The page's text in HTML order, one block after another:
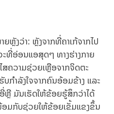
ຍຫຼັງວ່າ: ຫຼັງຈາກທີ່ຄາເກ້ຈາກໄປ
ທີ່ອ່ອນແອສຸດໆ ທາງຮ່າງກາຍ
ສຄວາມຊ່ວຍເຫຼືອຈາກຈິດຕະ
ຳລັງໃຈຈາກຄົນອ້ອມຂ້າງ ແລະ
ມັນເຮັດໃຫ້ຂ້ອຍຮູ້ສຶກວ່າໄດ້
ອມກັບຊ່ວຍໃຫ້ຂ້ອຍເຂັ້ມແຂງຂຶ້ນ